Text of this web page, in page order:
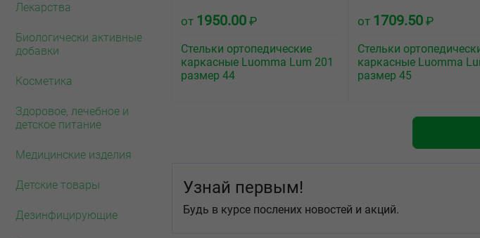
Лекарства
Биологически активные
добавки
Косметика
Здоровое, лечебное и
детское питание
Медицинские изделия
Детские товары
Дезинфицирующие
от 1950.00 ₽
Стельки ортопедические
каркасные Luomma Lum 201
размер 44
от 1709.50 ₽
Стельки
каркасные Luomma
размер 45
Узнай первым!
Будь в курсе послених новостей и акций.